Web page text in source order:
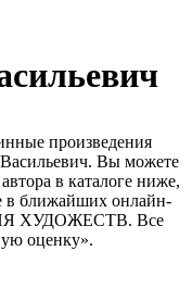
произведения
Вы можете
в каталоге ниже,
в ближайших онлайн-
ХУДОЖЕСТВ. Все
оценку».